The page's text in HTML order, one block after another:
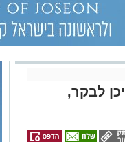
לבקר,